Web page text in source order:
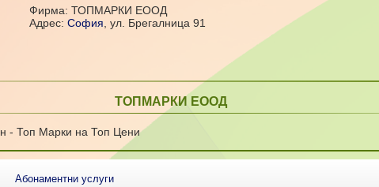
Фирма: ТОПМАРКИ ЕООД
Адрес:София ,ул. Брегалница 91
ТОПМАРКИ ЕООД
- Топ Марки на Топ Цени
Абонаментни услуги